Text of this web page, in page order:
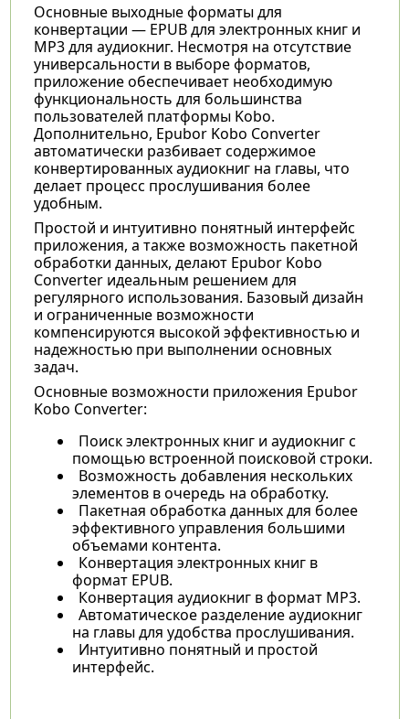
Основные выходные форматы для
конвертации — EPUB для электронных книг и
MP3 для аудиокниг. Несмотря на отсутствие
универсальности в выборе форматов,
приложение обеспечивает необходимую
функциональность для большинства
пользователей платформы Kobo.
Дополнительно, Epubor Kobo Converter
автоматически разбивает содержимое
конвертированных аудиокниг на главы, что
делает процесс прослушивания более
удобным.
Простой и интуитивно понятный интерфейс
приложения, а также возможность пакетной
обработки данных, делают Epubor Kobo
Converter идеальным решением для
регулярного использования. Базовый дизайн
и ограниченные возможности
компенсируются высокой эффективностью и
надежностью при выполнении основных
задач.
Основные возможности приложения Epubor
Kobo Converter:
Поиск электронных книг и аудиокниг с
помощью встроенной поисковой строки.
Возможность добавления нескольких
элементов в очередь на обработку.
Пакетная обработка данных для более
эффективного управления большими
объемами контента.
Конвертация электронных книг в
формат EPUB.
Конвертация аудиокниг в формат MP3.
Автоматическое разделение аудиокниг
на главы для удобства прослушивания.
Интуитивно понятный и простой
интерфейс.